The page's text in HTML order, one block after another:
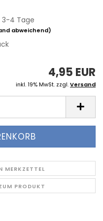
3-4 Tage
abweichend)
4,95 EUR
inkl. 19% MwSt. zzgl.Versand
MERKZETTEL
PRODUKT